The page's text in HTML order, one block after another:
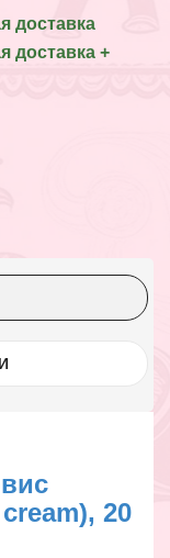
доставка
доставка +
20